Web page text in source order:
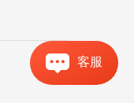
客服